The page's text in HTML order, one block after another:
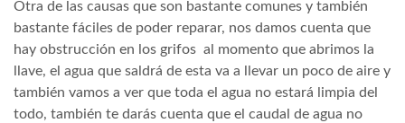
Otra de las causas que son bastante comunes y también
bastante fáciles de poder reparar, nos damos cuenta que
hay obstrucción en los grifos al momento que abrimos la
llave, el agua que saldrá de esta va a llevar un poco de aire y
también vamos a ver que toda el agua no estará limpia del
todo, también te darás cuenta que el caudal de agua no